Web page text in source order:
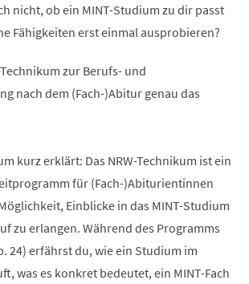
nicht, ob ein MINT-Studium zu dir passt
Fähigkeiten erst einmal ausprobieren?
zur Berufs- und
nach dem (Fach-)Abitur genau das
kurz erklärt: Das NRW-Technikum ist ein
für (Fach-)Abiturientinnen
Einblicke in das MINT-Studium
zu erlangen. Während des Programms
24) erfährst du, wie ein Studium im
was es konkret bedeutet, ein MINT-Fach